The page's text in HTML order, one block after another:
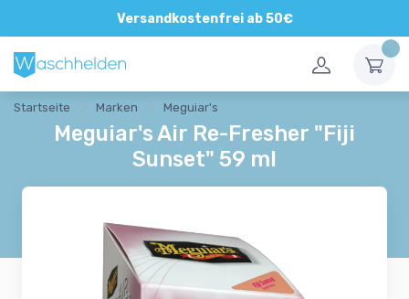
Versandkostenfrei ab 50€
Direkte und persönliche Beratung
Startseite Marken Meguiar's
Meguiar's Air Re-Fresher "Fiji
Sunset" 59 ml